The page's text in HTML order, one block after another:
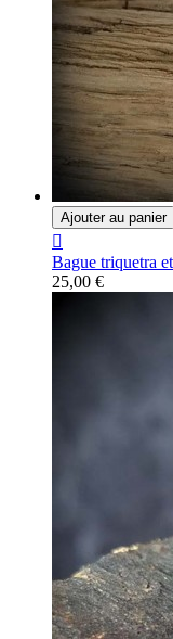
Ajouter au panier

Bague triquetra
25,00 €